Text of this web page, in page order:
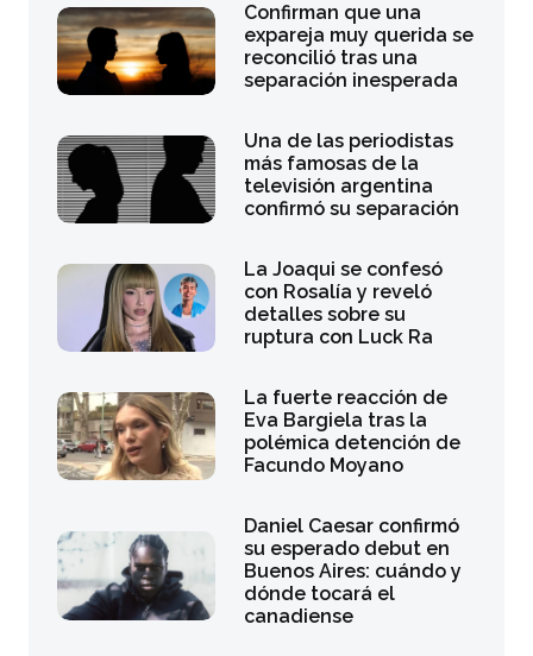
Confirman que una
expareja muy querida se
reconcilió tras una
separación inesperada
Una de las periodistas
más famosas de la
televisión argentina
confirmó su separación
La Joaqui se confesó
con Rosalía y reveló
detalles sobre su
ruptura con Luck Ra
La fuerte reacción de
Eva Bargiela tras la
polémica detención de
Facundo Moyano
Daniel Caesar confirmó
su esperado debut en
Buenos Aires: cuándo y
dónde tocará el
canadiense